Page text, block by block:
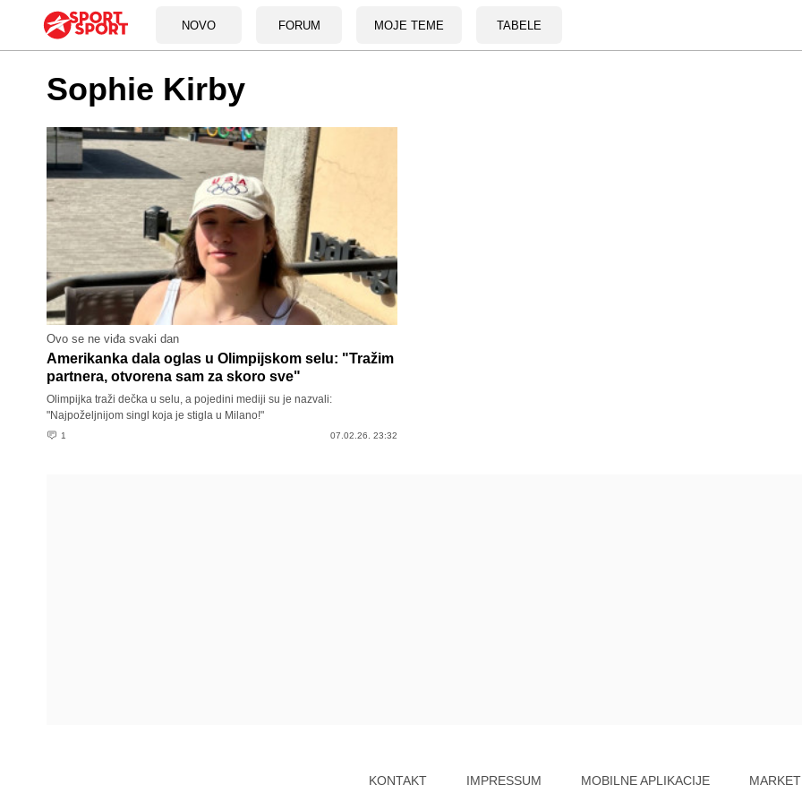
NOVO FORUM MOJE TEME TABELE
Sophie Kirby
Ovo se ne viđa svaki dan
Amerikanka dala oglas u Olimpijskom selu: "Tražim
partnera, otvorena sam za skoro sve"
Olimpijka traži dečka u selu, a pojedini mediji su je nazvali:
"Najpoželjnijom singl koja je stigla u Milano!"
1 07.02.26. 23:32
KONTAKT IMPRESSUM MOBILNE APLIKACIJE